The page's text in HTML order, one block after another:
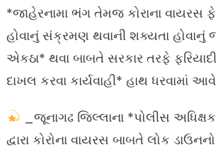
*જાહેરનામા ભંગ તેમજ કોરાના વાયરસ
હોવાનું સંક્રમણ થવાની શક્યતા હોવાનું
એકઠા* થવા બાબતે સરકાર તરફે
દાખલ કરવા કાર્યવાહી* હાથ ધરવામાં
_જૂનાગઢ જિલ્લાના *પોલીસ
દ્વારા કોરોના વાયરસ બાબતે લોક